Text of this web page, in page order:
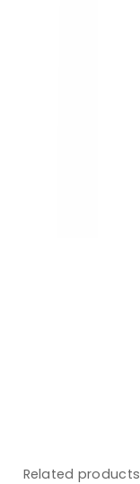
Related products